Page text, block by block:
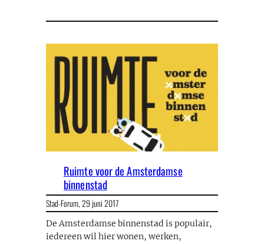
Ruimte voor de Amsterdamse
binnenstad
Stad-Forum,29 juni 2017
De Amsterdamse binnenstad is populair,
iedereen wil hier wonen, werken,